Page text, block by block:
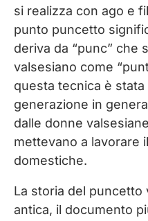
si realizza con ago e
punto puncetto
deriva da “punc” che
valsesiano come
questa tecnica è
generazione in
dalle donne
mettevano a lavorare
domestiche.
La storia del puncetto
antica, il documento